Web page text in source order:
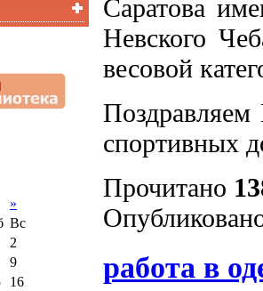
»
Вс
2
9
16
Саратова
Невского
весовой
спортивных
Прочитано
работа в